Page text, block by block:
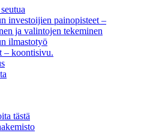
investoijien painopisteet –
ja valintojen tekeminen
ilmastotyö
– koontisivu.
tästä